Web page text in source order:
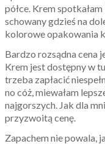
półce. Krem
schowany gdzieś na
kolorowe opakowania
Bardzo rozsądna cena
Krem jest dostępny w
trzeba zapłacić
no cóż, miewałam
najgorszych. Jak dla
przyzwoitą cenę.
Zapachem nie powala,